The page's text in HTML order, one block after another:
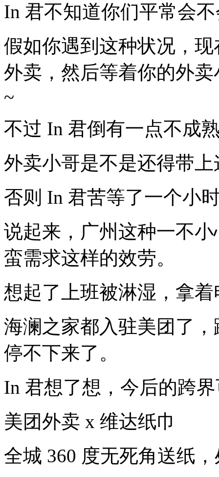
In 君不知道你们平常会
假如你遇到这种状况，
外卖，然后等着你的外
~
不过 In 君倒有一点不成
外卖小哥是不是还得带
否则 In 君苦等了一个小
说起来，广州这种一不
蛮需求这样的效劳。
想起了上班被淋湿，拿
海澜之家都入驻美团了
停不下来了。
In 君想了想，今后的跨
美团外卖 x 维达纸巾
全城 360 度无死角送纸